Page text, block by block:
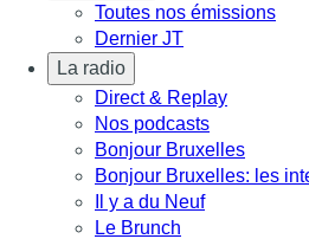
Toutes nos émissions
Dernier JT
La radio
Direct & Replay
Nos podcasts
Bonjour Bruxelles
Bonjour Bruxelles: les
Il y a du Neuf
Le Brunch